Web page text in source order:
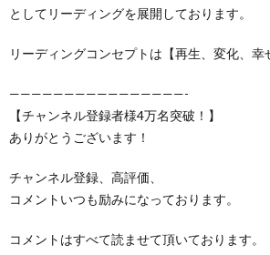
としてリーディングを展開しております。
リーディングコンセプトは【再生、変化、幸
————————————————-
【チャンネル登録者様4万名突破！】
ありがとうございます！
チャンネル登録、高評価、
コメントいつも励みになっております。
コメントはすべて読ませて頂いております。